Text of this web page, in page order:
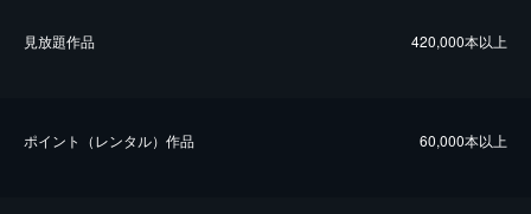
⾒放題作品 420,000本以上
ポイント（レンタル）作品 60,000本以上